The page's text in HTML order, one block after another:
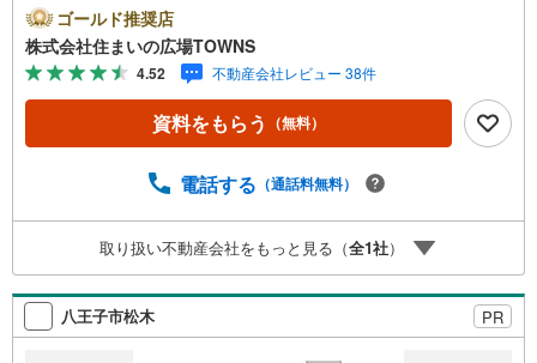
討の方におすすめです。土地面積は226.95平米（公簿）と
なっております。住宅用地なので、周辺環境が新しい住ま
いを建てるのに適しています。【年中無休/9:00～21:00】
人気物件は特にお問い合わせが集中するため、お早めにお
電話下さい。「室内・現地を見学する」ボタンよりご予約
頂くとご見学がスムーズです。■その他、各種ご相談も承っ
レーション■住まいの広場TOWNSからお客様へ経験豊富な
て頂きます！ /他社様掲載物件も併せてご紹介可能ですので
お気軽にお問い合わせ下さい♪駐車場もございますので、
お車でのお越しも大歓迎です！
ゴールド推奨店
株式会社住まいの広場TOWNS
4.52 不動産会社レビュー 38件
資料をもらう （無料）
電話する （通話料無料）
取り扱い不動産会社をもっと見る（全1社）
八王子市松木 PR